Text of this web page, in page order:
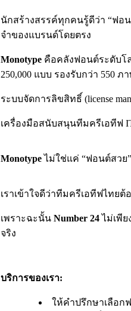
นักสร้างสรรค์ทุกคนรู้ดีว่า “ฟอ
จำของแบรนด์โดยตรง
Monotype คือคลังฟอนต์ระดับโ
250,000 แบบ รองรับกว่า 550 ภ
ระบบจัดการลิขสิทธิ์ (license
เครื่องมือสนับสนุนทีมครีเอทีฟ
Monotypeไม่ใช่แค่ “ฟอนต์สวย
เราเข้าใจดีว่าทีมครีเอทีฟไทย
เพราะฉะนั้น Number 24ไม่เพี
จริง
บริการของเรา:
ให้คำปรึกษาเลือก